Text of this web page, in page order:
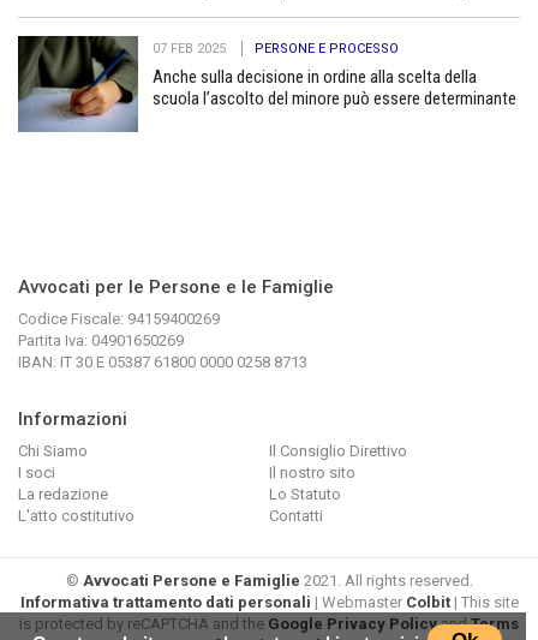
07 FEB 2025 PERSONE E PROCESSO
Anche sulla decisione in ordine alla scelta della
scuola l’ascolto del minore può essere determinante
Avvocati per le Persone e le Famiglie
Codice Fiscale: 94159400269
Partita Iva: 04901650269
IBAN: IT 30 E 05387 61800 0000 0258 8713
Informazioni
Chi Siamo
Il Consiglio Direttivo
I soci
Il nostro sito
La redazione
Lo Statuto
L'atto costitutivo
Contatti
© Avvocati Persone e Famiglie 2021. All rights reserved.
Informativa trattamento dati personali | Webmaster Colbit| This site
is protected by reCAPTCHA and the Google Privacy PolicyandTerms